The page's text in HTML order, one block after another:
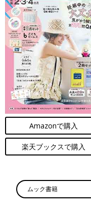
Amazonで購入
楽天ブックスで購入
ムック書籍